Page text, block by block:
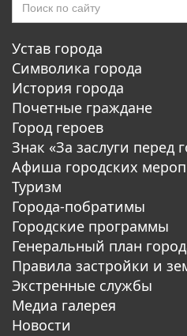
Устав города
Символика города
История города
Почетные граждане
Город героев
Знак «За заслуги перед
Афиша городских
Туризм
Города-побратимы
Городские программы
Генеральный план
Правила застройки и
Экстренные службы
Медиа галерея
Новости